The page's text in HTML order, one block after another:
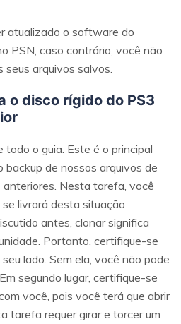
a qualidade e restaure
uma solução baseada em
atualizado o software do
PSN, caso contrário, você não
arquivos salvos.
o disco rígido do PS3
o guia. Este é o principal
backup de nossos arquivos de
Nesta tarefa, você
livrará desta situação
antes, clonar significa
Portanto, certifique-se
lado. Sem ela, você não pode
segundo lugar, certifique-se
você, pois você terá que abrir
tarefa requer girar e torcer um